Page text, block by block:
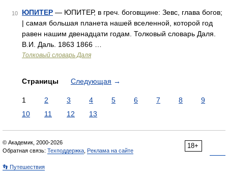
10 ЮПИТЕР — ЮПИТЕР, в греч. боговщине: Зевс, глава богов;
| самая большая планета нашей вселенной, которой год
равен нашим двенадцати годам. Толковый словарь Даля.
В.И. Даль. 1863 1866 …
Толковый словарь Даля
Страницы Следующая →
1 2 3 4 5 6 7 8
9
10
11 12 13
18+
© Академик, 2000-2026
Обратная связь: Техподдержка Реклама на сайте
👣 Путешествия